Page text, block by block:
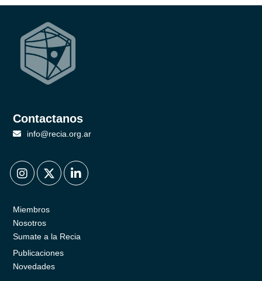
Contactanos
info@recia.org.ar
. . .
Miembros
Nosotros
Sumate a la Recia
Publicaciones
Novedades